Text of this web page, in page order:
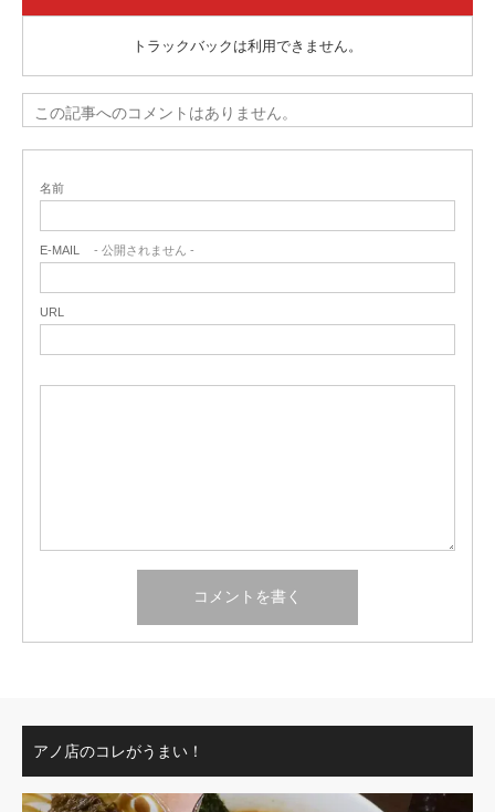
トラックバックは利用できません。
この記事へのコメントはありません。
名前
E-MAIL - 公開されません -
URL
アノ店のコレがうまい！